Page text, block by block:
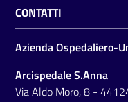
e
n
e
e
CONTATTI
Azienda Ospedaliero-
Arcispedale S.Anna
Via Aldo Moro, 8 -